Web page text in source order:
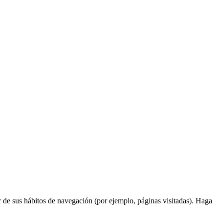
sus hábitos de navegación (por ejemplo, páginas visitadas). Haga